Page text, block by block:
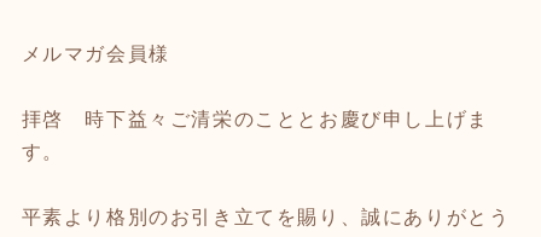
メルマガ会員様
拝啓 時下益々ご清栄のこととお慶び申し上げま
す。
平素より格別のお引き立てを賜り、誠にありがとう